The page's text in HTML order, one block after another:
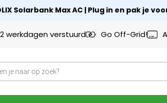
Solarbank Max AC | Plug in en pak je
werkdagen verstuurd Go Off-Grid!